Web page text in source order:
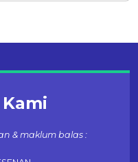
& maklum balas :